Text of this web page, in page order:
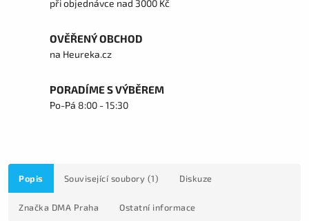
při objednávce nad 3000 Kč
OVĚŘENÝ OBCHOD
na Heureka.cz
PORADÍME S VÝBĚREM
Po-Pá 8:00 - 15:30
Popis Související soubory (1) Diskuze
Značka DMA Praha Ostatní informace